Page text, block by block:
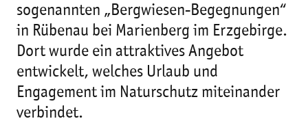
sogenannten „Bergwiesen-Begegnungen“
in Rübenau bei Marienberg im Erzgebirge.
Dort wurde ein attraktives Angebot
entwickelt, welches Urlaub und
Engagement im Naturschutz miteinander
verbindet.